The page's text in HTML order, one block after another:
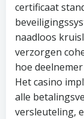
certificaat
naadloos
verzorgen
hoe
Het casino
alle
versleuteling,